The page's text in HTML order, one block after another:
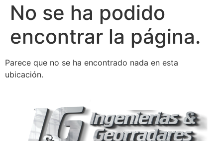
No se ha podido
encontrar la página.
Parece que no se ha encontrado nada en esta
ubicación.